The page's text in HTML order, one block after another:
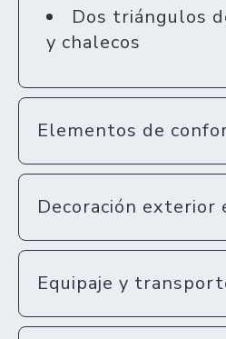
Dos triángulos
y chalecos
Elementos de
Decoración exterior
Equipaje y